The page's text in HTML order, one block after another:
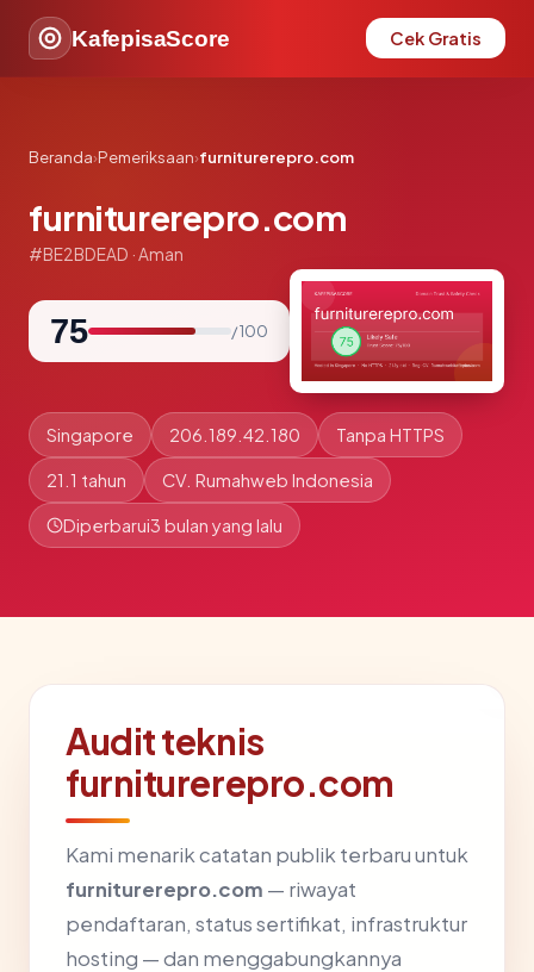
KafepisaScore Cek Gratis
Beranda›Pemeriksaan›furniturerepro.com
furniturerepro.com
#BE2BDEAD · Aman
75 / 100
Singapore 206.189.42.180 Tanpa HTTPS
21.1 tahun CV. Rumahweb Indonesia
Diperbarui3 bulan yang lalu
Audit teknis
furniturerepro.com
Kami menarik catatan publik terbaru untuk
furniturerepro.com — riwayat
pendaftaran, status sertifikat, infrastruktur
hosting — dan menggabungkannya